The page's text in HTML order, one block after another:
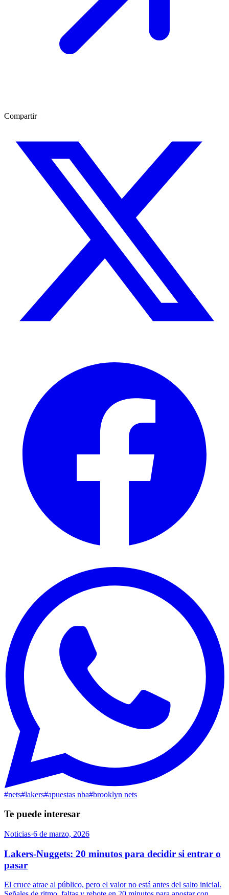
Compartir
#nets#lakers#apuestas nba#brooklyn nets
Te puede interesar
Noticias·6 de marzo, 2026
Lakers-Nuggets: 20 minutos para decidir si entrar o
pasar
El cruce atrae al público, pero el valor no está antes del salto inicial.